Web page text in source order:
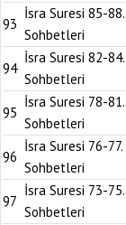
93
İsra Suresi 85-
Sohbetleri
94
İsra Suresi 82-
Sohbetleri
95
İsra Suresi 78-
Sohbetleri
96
İsra Suresi 76-
Sohbetleri
97
İsra Suresi 73-
Sohbetleri